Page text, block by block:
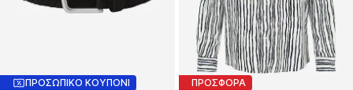
ΠΡΟΣΩΠΙΚΟ ΚΟΥΠΟΝΙ ΠΡΟΣΦΟΡΑ